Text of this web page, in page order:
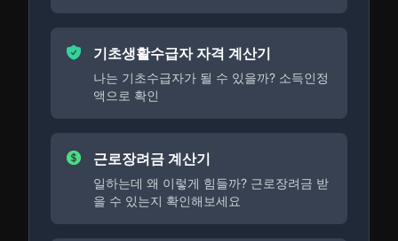
기초생활수급자 자격 계산기
나는 기초수급자가 될 수 있을까? 소득인정
액으로 확인
근로장려금 계산기
일하는데 왜 이렇게 힘들까? 근로장려금 받
을 수 있는지 확인해보세요